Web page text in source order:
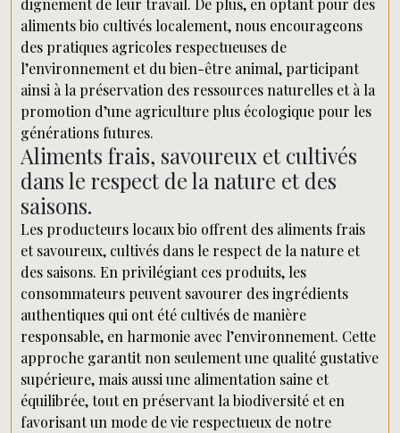
dignement de leur travail. De plus, en optant pour des
aliments bio cultivés localement, nous encourageons
des pratiques agricoles respectueuses de
l’environnement et du bien-être animal, participant
ainsi à la préservation des ressources naturelles et à la
promotion d’une agriculture plus écologique pour les
générations futures.
Aliments frais, savoureux et cultivés
dans le respect de la nature et des
saisons.
Les producteurs locaux bio offrent des aliments frais
et savoureux, cultivés dans le respect de la nature et
des saisons. En privilégiant ces produits, les
consommateurs peuvent savourer des ingrédients
authentiques qui ont été cultivés de manière
responsable, en harmonie avec l’environnement. Cette
approche garantit non seulement une qualité gustative
supérieure, mais aussi une alimentation saine et
équilibrée, tout en préservant la biodiversité et en
favorisant un mode de vie respectueux de notre